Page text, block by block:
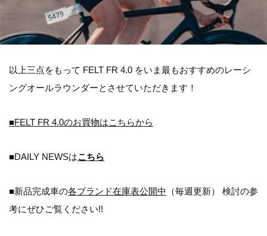
以上三点をもって FELT FR 4.0 をいま最もおすすめのレーシ
ングオールラウンダーとさせていただきます！
■FELT FR 4.0のお買物はこちらから
■DAILY NEWSはこちら
■新品完成車の各ブランド在庫表公開中
（毎週更新） 検討の参
考にぜひご覧ください!!